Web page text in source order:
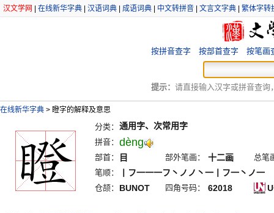
汉文学网 在线新华字典 汉语词典 成语词典 中文转拼音 文言文字典 繁体字转
按拼音查字 按部首查字 按笔画
提示： 请直接输入汉字或拼音查询
在线新华字典 > 瞪字的解释及意思
分类： 通用字、次常用字
拼音： dèng
部首： 目 部外笔画： 十二画
总笔
笔顺：
丨フ一一一フ丶ノノ丶一丨フ一丶ノ一
仓颉： BUNOT 四角号码： 62018